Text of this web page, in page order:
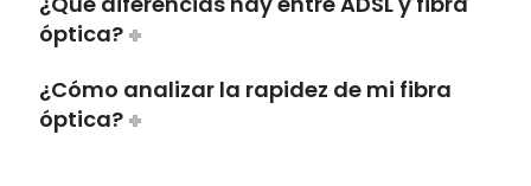
óptica?
¿Cómo analizar la rapidez de mi fibra
óptica?